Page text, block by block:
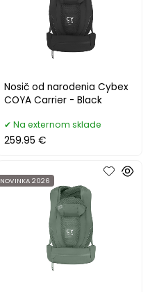
Nosič od narodenia Cybex
COYA Carrier - Black
Na externom sklade
259.95 €
NOVINKA 2026